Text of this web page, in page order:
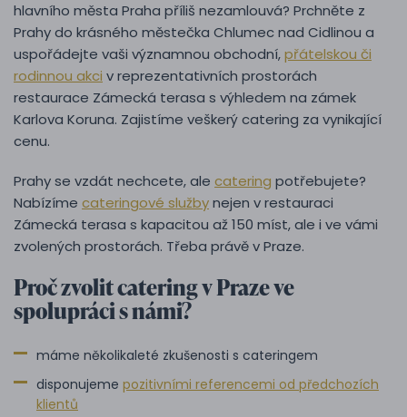
hlavního města Praha příliš nezamlouvá? Prchněte z
Prahy do krásného městečka Chlumec nad Cidlinou a
uspořádejte vaši významnou obchodní,přátelskou či
rodinnou akci v reprezentativních prostorách
restaurace Zámecká terasa s výhledem na zámek
Karlova Koruna. Zajistíme veškerý catering za vynikající
cenu.
Prahy se vzdát nechcete, ale catering potřebujete?
Nabízíme cateringové službynejen v restauraci
Zámecká terasa s kapacitou až 150 míst, ale i ve vámi
zvolených prostorách. Třeba právě v Praze.
Proč zvolit catering v Praze ve
spolupráci s námi?
máme několikaleté zkušenosti s cateringem
disponujeme pozitivními referencemi od předchozích
klientů